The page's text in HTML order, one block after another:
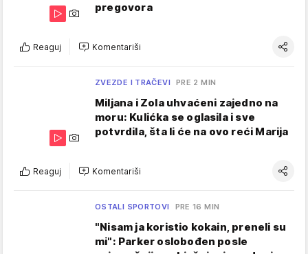
pregovora
Reaguj Komentariši
ZVEZDE I TRAČEVI PRE 2 MIN
Miljana i Zola uhvaćeni zajedno na
moru: Kulićka se oglasila i sve
potvrdila, šta li će na ovo reći Marija
Reaguj Komentariši
OSTALI SPORTOVI PRE 16 MIN
"Nisam ja koristio kokain, preneli su
mi": Parker oslobođen posle